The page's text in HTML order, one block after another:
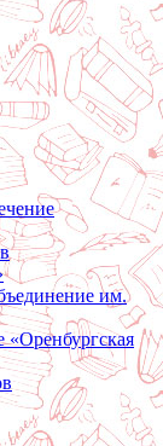
им.
«Оренбургская